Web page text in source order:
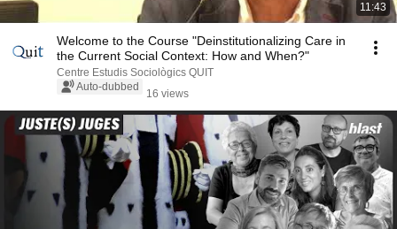
11:43
Welcome to the Course "Deinstitutionalizing Care in
the Current Social Context: How and When?"
Centre Estudis Sociològics QUIT
Auto-dubbed
16 views